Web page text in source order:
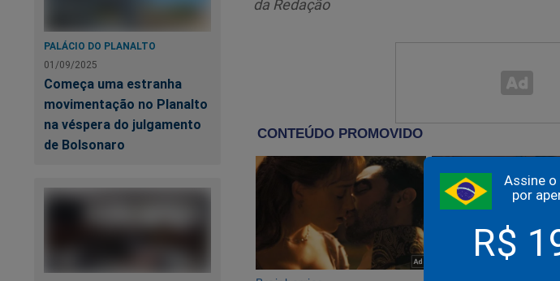
Assine o
por
R$
PALÁCIO DO PLANALTO
01/09/2025
Começa uma estranha
movimentação no Planalto
na véspera do julgamento
de Bolsonaro
estiveram aqui foi zero. Nada. Não
“O único contato que a gente teve
durou cerca de 20 minutos, mais ou
foram embora”.
“No outro dia, eu cheguei a entrar
para ver se havia a possibilidade deles
garotos. Foi negada essa
vaquinha. Eu neguei, decisão minha,
da Redação